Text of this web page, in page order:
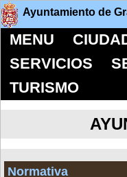
Ayuntamiento de
MENU
SERVICIOS
TURISMO
Normativa